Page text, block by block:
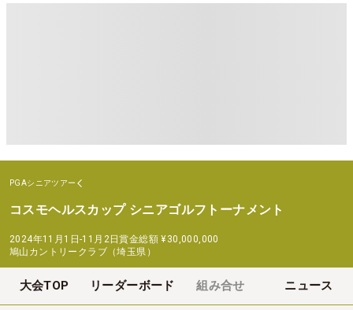
PGAシニアツアー
コスモヘルスカップ シニアゴルフトーナメント
2024年11月1日-11月2日賞金総額 ¥30,000,000
鳩山カントリークラブ（埼玉県）
大会TOP リーダーボード 組み合せ ニュース